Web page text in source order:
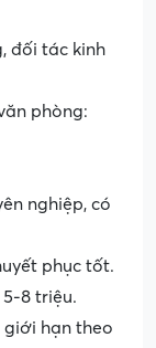
đối tác kinh
phòng:
nghiệp, có
phục tốt.
8 triệu.
hạn theo